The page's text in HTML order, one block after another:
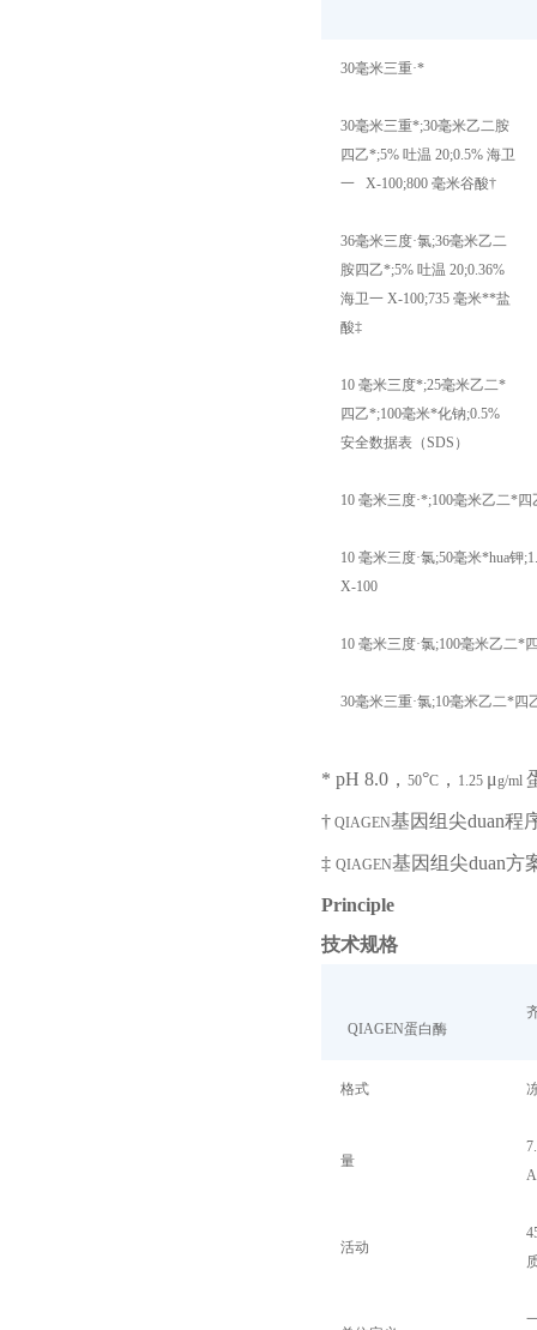
30毫米三重·*
30毫米三重*;30毫米乙二胺
四乙*;5% 吐温 20;0.5% 海卫
一 X-100;800 毫米谷酸†
36毫米三度·氯;36毫米乙二
胺四乙*;5% 吐温 20;0.36%
海卫一 X-100;735 毫米**盐
酸‡
10 毫米三度*;25毫米乙二*
四乙*;100毫米*化钠;0.5%
安全数据表（SDS ）
10 毫米三度·*;100毫米乙二*四
10 毫米三度·氯;50毫米*hua钾
X-100
10 毫米三度·氯;100毫米乙二*
30毫米三重·氯;10毫米乙二*四
* pH 8.0 ， 50°C ， 1.25 μg/ml
† QIAGEN基因组尖duan程
‡ QIAGEN基因组尖duan方
Principle
技术规格
QIAGEN蛋白酶
格式
量
活动